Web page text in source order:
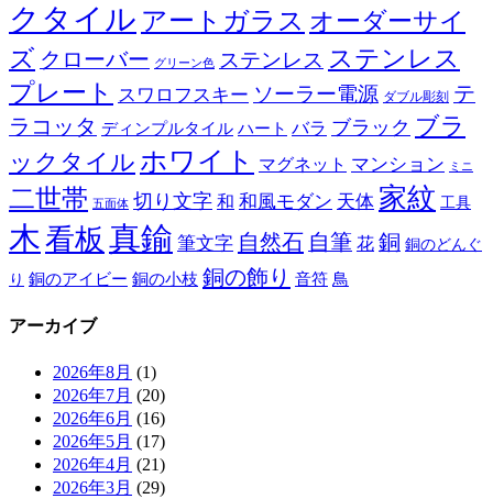
クタイル アートガラス オーダーサイ
ズ クローバー グリーン色 ステンレス ステンレス
プレート スワロフスキー ソーラー電源 ダブル彫刻 テ
ラコッタ ディンプルタイル ハート バラ ブラック ブラ
ックタイル ホワイト マグネット マンション ミニ
二世帯 五面体 切り文字 和 和風モダン 天体 家紋 工具
木看板 真鍮 筆文字 自然石 自筆 花 銅 銅のどんぐ
り 銅のアイビー 銅の小枝 銅の飾り 音符 鳥
アーカイブ
2026年8月 (1)
2026年7月 (20)
2026年6月 (16)
2026年5月 (17)
2026年4月 (21)
2026年3月 (29)